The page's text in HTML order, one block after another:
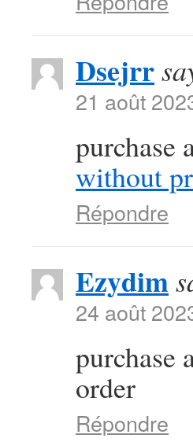
Dsejrr
21 août
purchase
without
Répondre
Ezydim
24 août
purchase
order
Répondre